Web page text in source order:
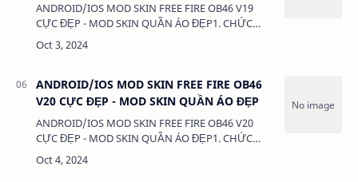
ANDROID/IOS MOD SKIN FREE FIRE OB46 V19
CỰC ĐẸP - MOD SKIN QUẦN ÁO ĐẸP1. CHỨC
NĂNG:- MOD SKIN QUẦN ÁO - MOD CLOTHES2.
TẢI VÀ CÀI ĐẶT (BẢN FULL KHÔNG LINK RÚT
ANDROID/IOS MOD SKIN FREE FIRE OB46
V20 CỰC ĐẸP - MOD SKIN QUẦN ÁO ĐẸP
ANDROID/IOS MOD SKIN FREE FIRE OB46 V20
CỰC ĐẸP - MOD SKIN QUẦN ÁO ĐẸP1. CHỨC
NĂNG:- MOD SKIN QUẦN ÁO - MOD CLOTHES2.
TẢI VÀ CÀI ĐẶT (BẢN FULL KHÔNG LINK RÚT